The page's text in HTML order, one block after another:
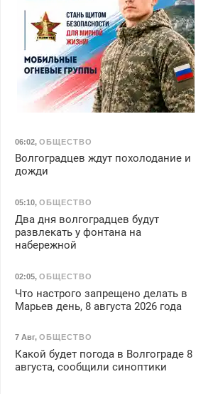
06:02, ОБЩЕСТВО
Волгоградцев ждут похолодание и
дожди
05:10, ОБЩЕСТВО
Два дня волгоградцев будут
развлекать у фонтана на
набережной
02:05, ОБЩЕСТВО
Что настрого запрещено делать в
Марьев день, 8 августа 2026 года
7 Авг, ОБЩЕСТВО
Какой будет погода в Волгограде 8
августа, сообщили синоптики